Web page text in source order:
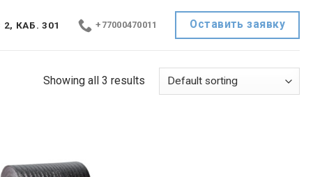
КАБ. 301 +77000470011 Оставить заявку
Showing all 3 results